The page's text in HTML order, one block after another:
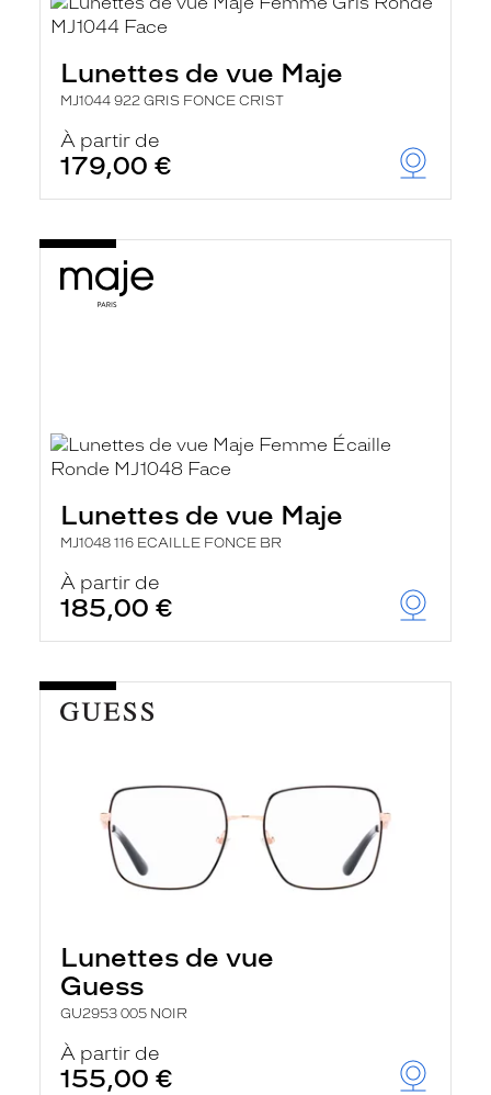
Lunettes de vue Maje
MJ1044 922 GRIS FONCE CRIST
À partir de
179,00 €
Lunettes de vue Maje
MJ1048 116 ECAILLE FONCE BR
À partir de
185,00 €
Lunettes de vue
Guess
GU2953 005 NOIR
À partir de
155,00 €